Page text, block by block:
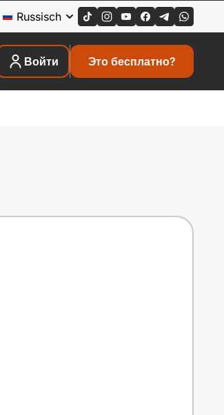
Russisch
Войти Это бесплатно?